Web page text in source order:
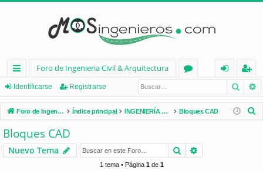
nl
ac
es
rá
pi
Foro de Ingenieria Civil & Arquitectura
os
nt
ifi
eg
ist
ra
Identificarse Registrarse
Foro de Ingenieria Civil & Arquitectura Índice principal INGENIERÍA CIVIL (España) Bloques CAD
Bloques CAD
Nuevo Tema Buscar
1 tema • Página 1de 1